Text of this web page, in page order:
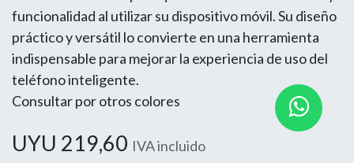
funcionalidad al utilizar su dispositivo móvil. Su diseño
práctico y versátil lo convierte en una herramienta
indispensable para mejorar la experiencia de uso del
teléfono inteligente.
Consultar por otros colores
UYU 219,60 IVA incluido